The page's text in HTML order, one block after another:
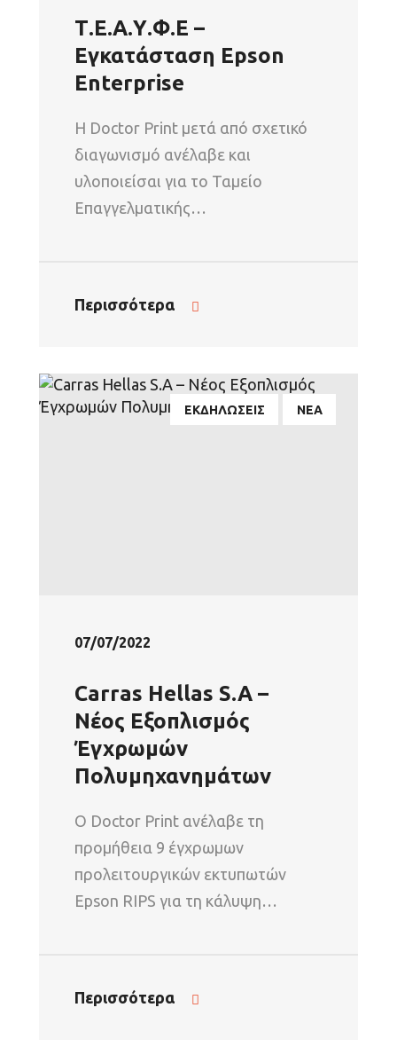
Τ.Ε.Α.Υ.Φ.Ε –
Εγκατάσταση Epson
Enterprise
Η Doctor Print μετά από σχετικό
διαγωνισμό ανέλαβε και
υλοποιείσαι για το Ταμείο
Επαγγελματικής…
Περισσότερα
ΕΚΔΗΛΩΣΕΙΣ ΝΕΑ
07/07/2022
Carras Hellas S.A –
Νέος Εξοπλισμός
Έγχρωμών
Πολυμηχανημάτων
Ο Doctor Print ανέλαβε τη
προμήθεια 9 έγχρωμων
προλειτουργικών εκτυπωτών
Epson RIPS για τη κάλυψη…
Περισσότερα